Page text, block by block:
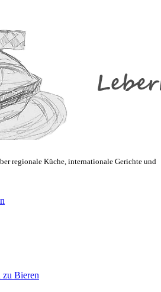
regionale Küche, internationale Gerichte und
zu Bieren